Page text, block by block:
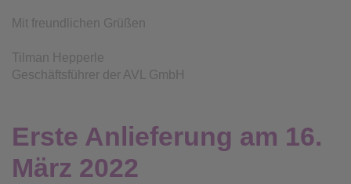
Mit freundlichen Grüßen
Tilman Hepperle
Geschäftsführer der AVL GmbH
Erste Anlieferung am 16.
März 2022